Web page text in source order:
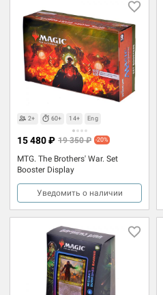
2+ 60+ 14+ Eng
MTG. The Brothers' War. Set
Booster Display
15 480 ₽ 19 350 ₽ -20%
Уведомить о наличии